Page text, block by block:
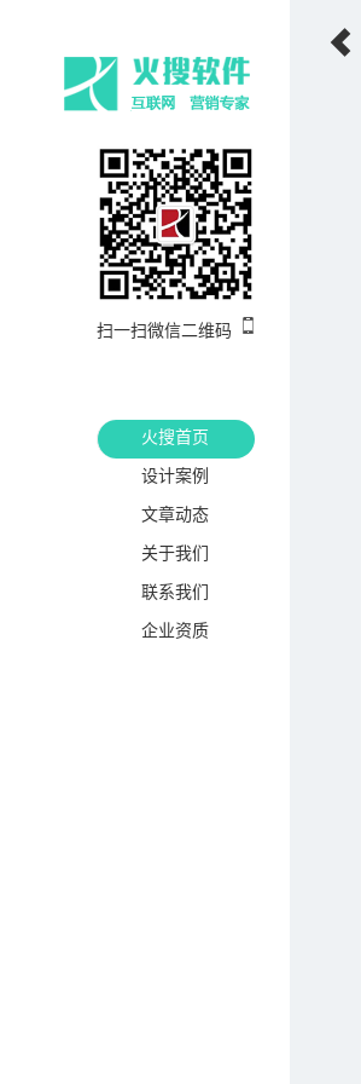
扫一扫微信二维码
火搜首页
设计案例
文章动态
关于我们
联系我们
企业资质